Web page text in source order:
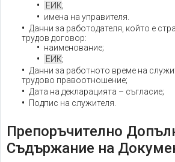
ЕИК;
имена на управителя.
Данни за работодателя, който е
трудов договор:
наименование;
ЕИК;
Данни за работното време на
трудово правоотношение;
Дата на декларацията – съгласие;
Подпис на служителя.
Препоръчително
Съдържание на